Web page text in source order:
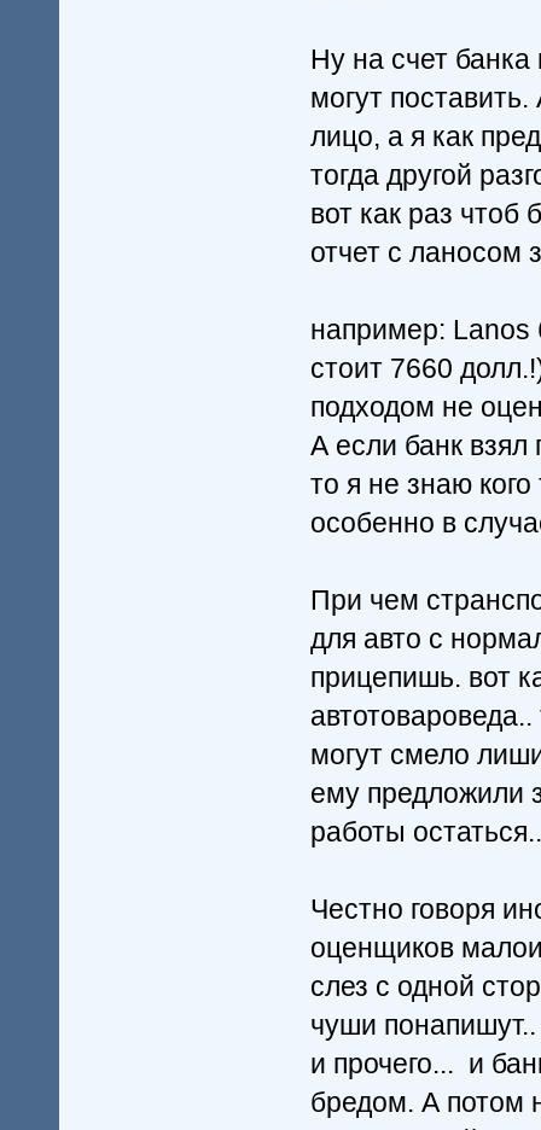
Ну на счет
могут
лицо, а я как
тогда другой
вот как раз
отчет с ланосом
например: Lanos
стоит 7660
подходом не
А если банк
то я не знаю
особенно в
При чем
для авто с
прицепишь. вот
могут смело
ему предложили
работы
Честно говоря
оценщиков
слез с одной
чуши
и прочего... и
бредом. А потом